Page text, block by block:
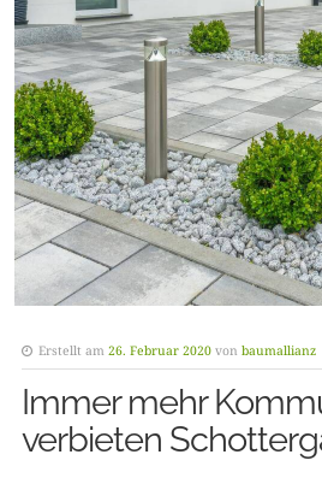
Erstellt am 26. Februar 2020 von baumallianz
Immer mehr
verbieten